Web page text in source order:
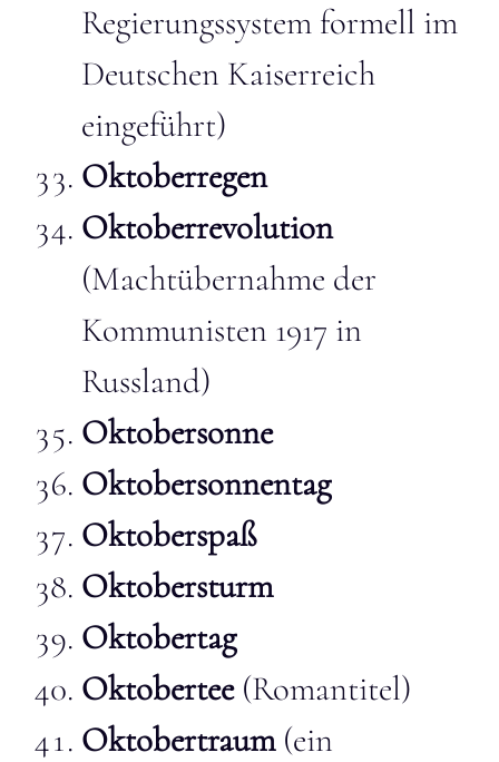
Regierungssystem formell im
Deutschen Kaiserreich
eingeführt)
Oktoberregen
Oktoberrevolution
(Machtübernahme der
Kommunisten 1917 in
Russland)
Oktobersonne
Oktobersonnentag
Oktoberspaß
Oktobersturm
Oktobertag
Oktobertee(Romantitel)
Oktobertraum(ein